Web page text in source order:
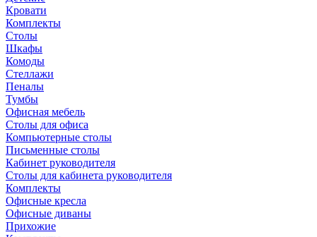
Кровати
Комплекты
Столы
Шкафы
Комоды
Стеллажи
Пеналы
Тумбы
Офисная мебель
Столы для офиса
Компьютерные столы
Письменные столы
Кабинет руководителя
Столы для кабинета руководителя
Комплекты
Офисные кресла
Офисные диваны
Прихожие